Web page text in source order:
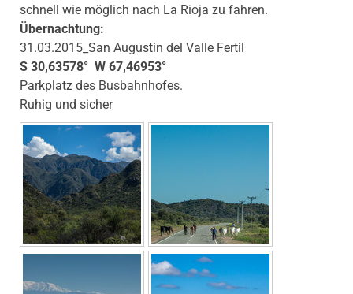
schnell wie möglich nach La Rioja zu fahren.
Übernachtung:
31.03.2015_San Augustin del Valle Fertil
S 30,63578° W 67,46953°
Parkplatz des Busbahnhofes.
Ruhig und sicher